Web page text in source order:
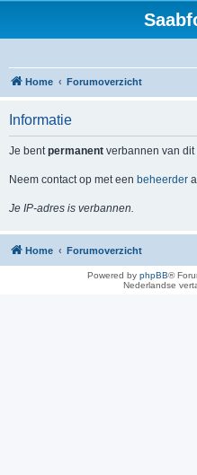
Home Forumoverzicht
Informatie
Je bentpermanent verbannen van dit
Neem contact op met een beheerder
Je IP-adres is verbannen.
Home Forumoverzicht
Powered by phpBB®
Nederlandse